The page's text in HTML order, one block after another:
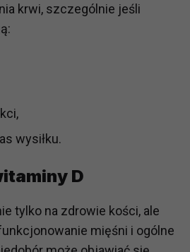
krwi, szczególnie jeśli
wysiłku.
D
tylko na zdrowie kości, ale
mięśni i ogólne